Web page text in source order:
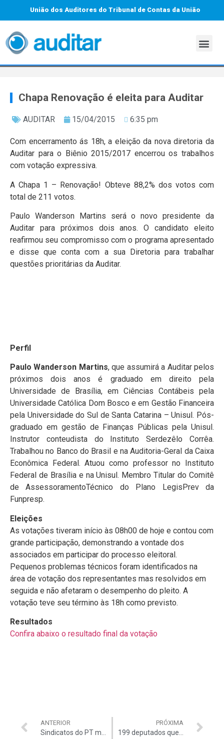
União dos Auditores do Tribunal de Contas da União
Chapa Renovação é eleita para Auditar
AUDITAR 15/04/2015 6:35 pm
Com encerramento ás 18h, a eleição da nova diretoria da
Auditar para o Biênio 2015/2017 encerrou os trabalhos
com votação expressiva.
A Chapa 1 – Renovação! Obteve 88,2% dos votos com
total de 211 votos.
Paulo Wanderson Martins será o novo presidente da
Auditar para próximos dois anos. O candidato eleito
reafirmou seu compromisso com o programa apresentado
e disse que conta com a sua Diretoria para trabalhar
questões prioritárias da Auditar.
Perfil
Paulo Wanderson Martins, que assumirá a Auditar pelos
próximos dois anos é graduado em direito pela
Universidade de Brasília, em Ciências Contábeis pela
Universidade Católica Dom Bosco e em Gestão Financeira
pela Universidade do Sul de Santa Catarina – Unisul. Pós-
graduado em gestão de Finanças Públicas pela Unisul.
Instrutor conteudista do Instituto Serdezêlo Corrêa.
Trabalhou no Banco do Brasil e na Auditoria-Geral da Caixa
Econômica Federal. Atuou como professor no Instituto
Federal de Brasília e na Unisul. Membro Titular do Comitê
de AssessoramentoTécnico do Plano LegisPrev da
Funpresp.
Eleições
As votações tiveram início às 08h00 de hoje e contou com
grande participação, demonstrando a vontade dos
associados em participar do processo eleitoral.
Pequenos problemas técnicos foram identificados na
área de votação dos representantes mas resolvidos em
seguida e não afetaram o desempenho do pleito. A
votação teve seu término às 18h como previsto.
Resultados
Confira abaixo o resultado final da votação
ANTERIOR
Sindicatos do PT mantêm gráfica do petrolão
PRÓXIMA
199 deputados querem CPI do BNDES